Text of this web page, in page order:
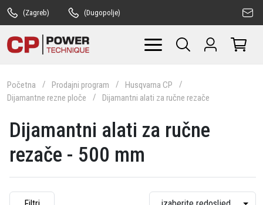
(Zagreb) (Dugopolje)
Početna Prodajni program
Husqvarna CP
Dijamantne rezne ploče
Dijamantni alati za ručne rezače
Dijamantni alati za ručne
rezače - 500 mm